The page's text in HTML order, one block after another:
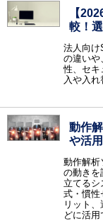
金融サービス
ファクタリング
IT導入補助金
その他
調査レポート
【
較！
法人向け
の違いや
性、セキ
入や入れ
動作
や活
動作解析
の動きを
立てる
式・慣性
リット
どに活用